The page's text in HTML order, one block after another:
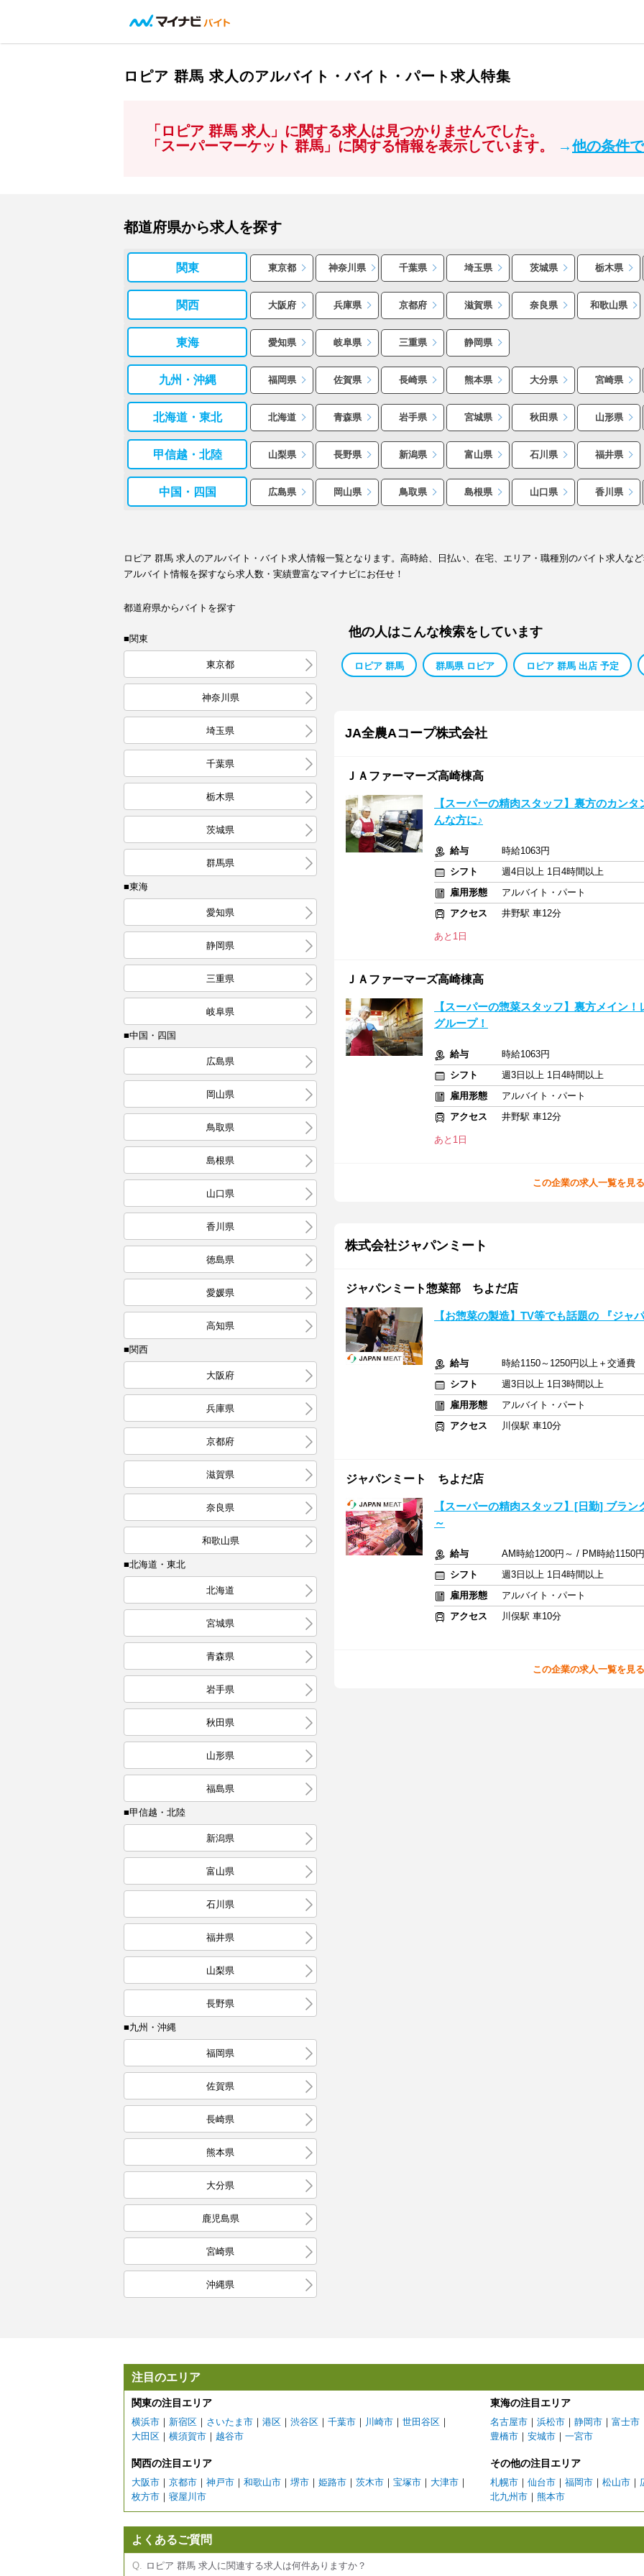
ロピア 群馬 求人のアルバイト・バイト・パート求人特集
「ロピア 群馬 求人」に関する求人は見つかりませんでした。
「スーパーマーケット 群馬」に関する情報を表示しています。
→他の条件
都道府県から求人を探す
関東 東京都 神奈川県 千葉県 埼玉県 茨城県 栃木県
関西 大阪府 兵庫県 京都府 滋賀県 奈良県 和歌山県
東海 愛知県 岐阜県 三重県 静岡県
九州・沖縄 福岡県 佐賀県 長崎県 熊本県 大分県 宮崎県
北海道・東北 北海道 青森県 岩手県 宮城県 秋田県 山形県
甲信越・北陸 山梨県 長野県 新潟県 富山県 石川県 福井県
中国・四国 広島県 岡山県 鳥取県 島根県 山口県 香川県
ロピア 群馬 求人のアルバイト・バイト求人情報一覧となります。高時給、日払い、在宅、エリア・職種別のバイト求人な
アルバイト情報を探すなら求人数・実績豊富なマイナビにお任せ！
都道府県からバイトを探す
■関東
東京都
神奈川県
埼玉県
千葉県
栃木県
茨城県
群馬県
■東海
愛知県
静岡県
三重県
岐阜県
■中国・四国
広島県
岡山県
鳥取県
島根県
山口県
香川県
徳島県
愛媛県
高知県
■関西
大阪府
兵庫県
京都府
滋賀県
奈良県
和歌山県
■北海道・東北
北海道
宮城県
青森県
岩手県
秋田県
山形県
福島県
■甲信越・北陸
新潟県
富山県
石川県
福井県
山梨県
長野県
■九州・沖縄
福岡県
佐賀県
長崎県
熊本県
大分県
鹿児島県
宮崎県
沖縄県
他の人はこんな検索をしています
ロピア 群馬 群馬県 ロピア ロピア 群馬 出店 予定
JA全農Aコープ株式会社
ＪＡファーマーズ高崎棟高
【スーパーの精肉スタッフ】裏方のカン
んな方に♪
給与
時給1063円
シフト
週4日以上 1日4時間以上
雇用形態
アルバイト・パート
アクセス
井野駅 車12分
あと1日
ＪＡファーマーズ高崎棟高
【スーパーの惣菜スタッフ】裏方メイン
グループ！
給与
時給1063円
シフト
週3日以上 1日4時間以上
雇用形態
アルバイト・パート
アクセス
井野駅 車12分
あと1日
この企業の求人一覧を見る
株式会社ジャパンミート
ジャパンミート惣菜部 ちよだ店
【お惣菜の製造】TV等でも話題の 『ジャ
給与
時給1150～1250円以上＋交通費
シフト
週3日以上 1日3時間以上
雇用形態
アルバイト・パート
アクセス
川俣駅 車10分
ジャパンミート ちよだ店
【スーパーの精肉スタッフ】[日勤] ブラ
～
給与
AM時給1200円～ / PM時給1150
シフト
週3日以上 1日4時間以上
雇用形態
アルバイト・パート
アクセス
川俣駅 車10分
この企業の求人一覧を見る
注目のエリア
関東の注目エリア 東海の注目エリア
横浜市 ｜ 新宿区 ｜ さいたま市 ｜ 港区 ｜ 渋谷区 ｜ 千葉市 ｜ 川崎市 ｜ 世田谷区 ｜
大田区 ｜ 横須賀市 ｜ 越谷市
名古屋市 ｜ 浜松市 ｜ 静岡市 ｜ 富士市
豊橋市 ｜ 安城市 ｜ 一宮市
関西の注目エリア その他の注目エリア
大阪市 ｜ 京都市 ｜ 神戸市 ｜ 和歌山市 ｜ 堺市 ｜ 姫路市 ｜ 茨木市 ｜ 宝塚市 ｜ 大津市 ｜
枚方市 ｜ 寝屋川市
札幌市 ｜ 仙台市 ｜ 福岡市 ｜ 松山市 ｜
北九州市 ｜ 熊本市
よくあるご質問
ロピア 群馬 求人に関連する求人は何件ありますか？